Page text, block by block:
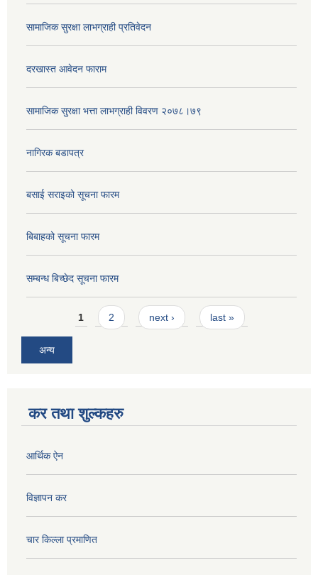
सामाजिक सुरक्षा लाभग्राही प्रतिवेदन
दरखास्त आवेदन फाराम
सामाजिक सुरक्षा भत्ता लाभग्राही विवरण २०७८।७९
नागिरक बडापत्र
बसाई सराइको सूचना फारम
बिबाहको सूचना फारम
सम्बन्ध बिच्छेद सूचना फारम
Pages1 2 next › last »
अन्य
कर तथा शुल्कहरु
आर्थिक ऐन
विज्ञापन कर
चार किल्ला प्रमाणित